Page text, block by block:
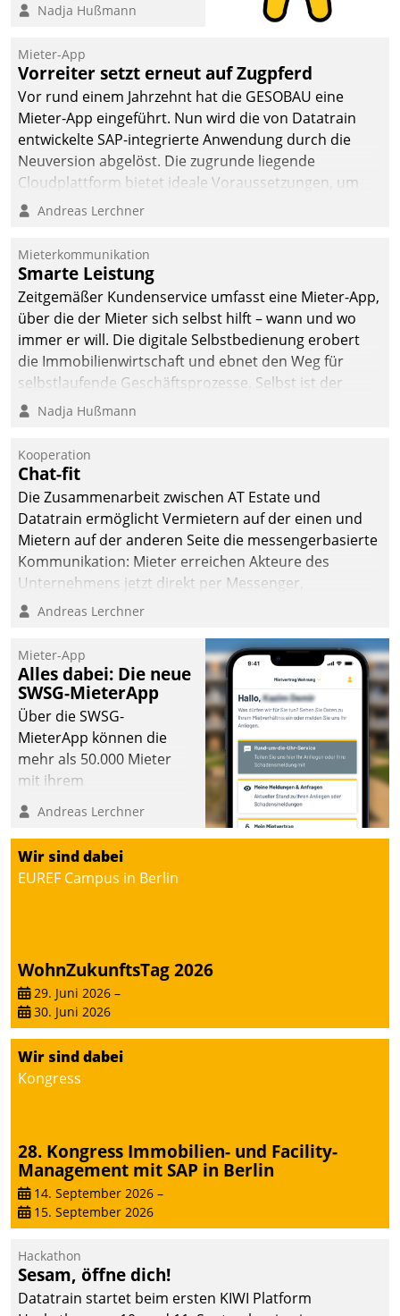
methodisch
Quartier. Dazwischen
zeigte Datatrain, was es
Neues zu bieten hat.
Nadja Hußmann
Mieter-App
Vorreiter setzt erneut auf Zugpferd
Vor rund einem Jahrzehnt hat die GESOBAU eine
Mieter-App eingeführt. Nun wird die von Datatrain
entwickelte SAP-integrierte Anwendung durch die
Neuversion abgelöst. Die zugrunde liegende
Cloudplattform bietet ideale Voraussetzungen, um
die Funktionalität der App zu erweitern und weitere
integrieren.
Andreas Lerchner
Mieterkommunikation
Smarte Leistung
Zeitgemäßer Kundenservice umfasst eine Mieter-App,
über die der Mieter sich selbst hilft – wann und wo
immer er will. Die digitale Selbstbedienung erobert
die Immobilienwirtschaft und ebnet den Weg für
selbstlaufende Geschäftsprozesse. Selbst ist der
Kunde und smart der Serviceanbieter.
Nadja Hußmann
Kooperation
Chat-fit
Die Zusammenarbeit zwischen AT Estate und
Datatrain ermöglicht Vermietern auf der einen und
Mietern auf der anderen Seite die messengerbasierte
Kommunikation: Mieter erreichen Akteure des
Unternehmens jetzt direkt per Messenger,
Mitarbeiter oder Dienstleister empfangen oder
Andreas Lerchner
Mieter-App
Alles dabei: Die neue
SWSG-MieterApp
Über die SWSG-
MieterApp können die
mehr als 50.000 Mieter
mit ihrem
Wohnungsunternehmen
kommunizieren, auf dem
Laufenden bleiben, Daten
einsehen und ändern
oder
Andreas Lerchner
Wir sind dabei
EUREF Campus in Berlin
WohnZukunftsTag 2026
29. Juni 2026 –
30. Juni 2026
Wir sind dabei
Kongress
28. Kongress Immobilien- und Facility-
Management mit SAP in Berlin
14. September 2026 –
15. September 2026
Hackathon
Sesam, öffne dich!
Datatrain startet beim ersten KIWI Platform